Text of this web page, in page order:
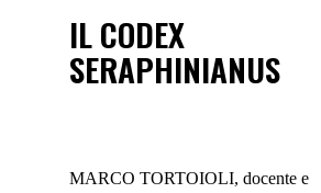
IL CODEX
SERAPHINIANUS
MARCO TORTOIOLI, docente e